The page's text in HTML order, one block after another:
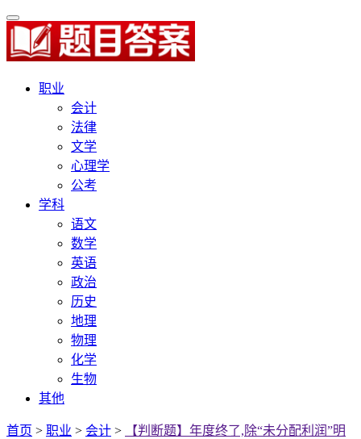
职业
会计
法律
文学
心理学
公考
学科
语文
数学
英语
政治
历史
地理
物理
化学
生物
其他
首页 > 职业 > 会计 >
【判断题】年度终了,除“未分配利润”明